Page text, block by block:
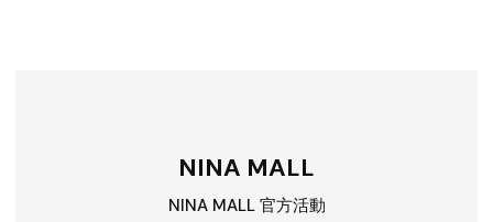
NINA MALL
NINA MALL 官方活動